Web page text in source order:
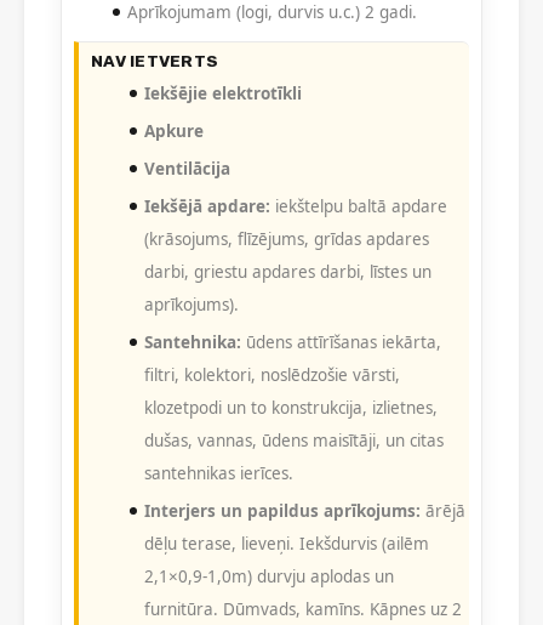
Aprīkojumam (logi, durvis u.c.) 2 gadi.
NAV IETVERTS
Iekšējie elektrotīkli
Apkure
Ventilācija
Iekšējā apdare: iekštelpu baltā apdare
(krāsojums, flīzējums, grīdas apdares
darbi, griestu apdares darbi, līstes un
aprīkojums).
Santehnika: ūdens attīrīšanas iekārta,
filtri, kolektori, noslēdzošie vārsti,
klozetpodi un to konstrukcija, izlietnes,
dušas, vannas, ūdens maisītāji, un citas
santehnikas ierīces.
Interjers un papildus aprīkojums: ārējā
dēļu terase, lieveņi. Iekšdurvis (ailēm
2,1×0,9-1,0m) durvju aplodas un
furnitūra. Dūmvads, kamīns. Kāpnes uz 2